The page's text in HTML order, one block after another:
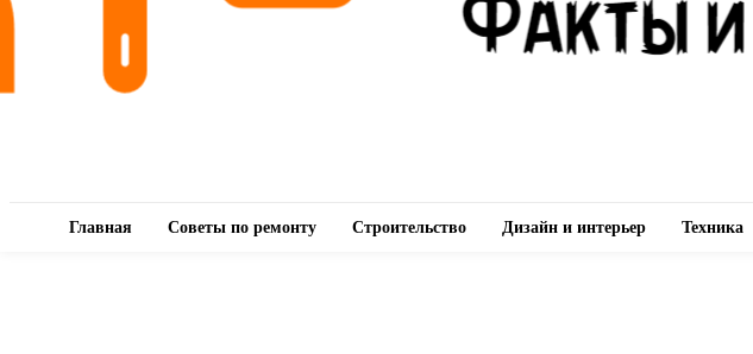
Главная Советы по ремонту Строительство Дизайн и интерьер Техника